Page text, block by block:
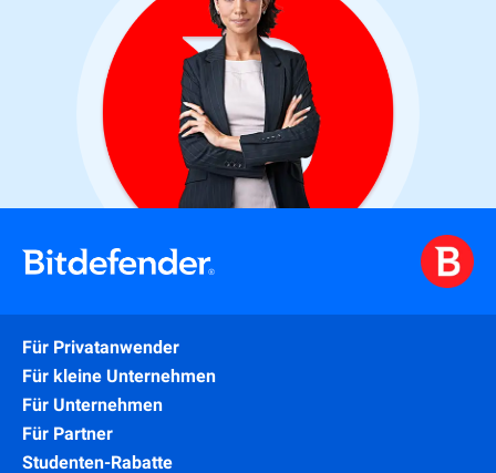
Für Privatanwender
Für kleine Unternehmen
Für Unternehmen
Für Partner
Studenten-Rabatte